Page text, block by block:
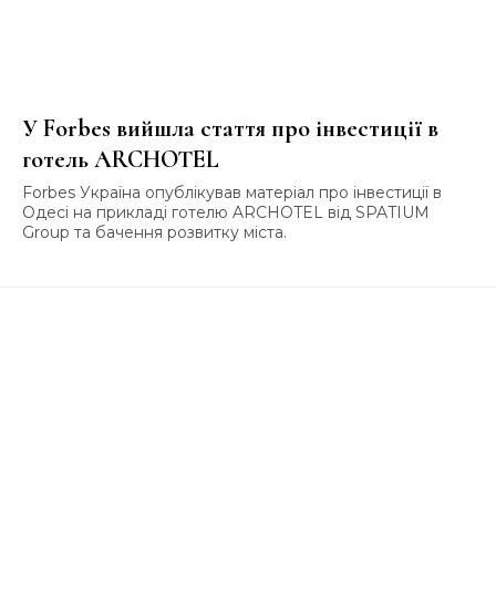
У Forbes вийшла стаття про інвестиції в
готель ARCHOTEL
Forbes Україна опублікував матеріал про інвестиції в
Одесі на прикладі готелю ARCHOTEL від SPATIUM
Group та бачення розвитку міста.